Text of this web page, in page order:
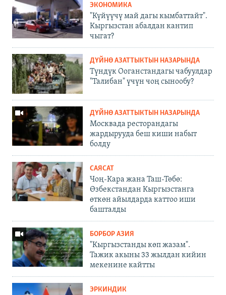
ЭКОНОМИКА
"Күйүүчү май дагы кымбаттайт".
Кыргызстан абалдан кантип
чыгат?
ДҮЙНӨ АЗАТТЫКТЫН НАЗАРЫНДА
Түндүк Ооганстандагы чабуулдар
"Талибан" үчүн чоң сынообу?
ДҮЙНӨ АЗАТТЫКТЫН НАЗАРЫНДА
Москвада ресторандагы
жардырууда беш киши набыт
болду
САЯСАТ
Чоң-Кара жана Таш-Төбө:
Өзбекстандан Кыргызстанга
өткөн айылдарда каттоо иши
башталды
БОРБОР АЗИЯ
"Кыргызстанды көп жазам".
Тажик акыны 33 жылдан кийин
мекенине кайтты
ЭРКИНДИК